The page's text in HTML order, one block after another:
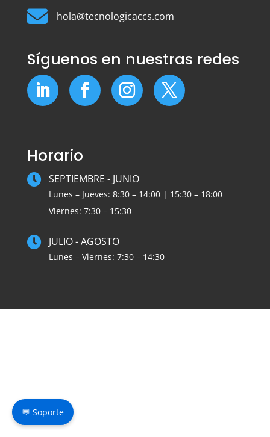
 hola@tecnologicaccs.com
Síguenos en nuestras redes
Horario
 SEPTIEMBRE - JUNIO
Lunes – Jueves: 8:30 – 14:00 | 15:30 – 18:00
Viernes: 7:30 – 15:30
 JULIO - AGOSTO
Lunes – Viernes: 7:30 – 14:30
💬 Soporte